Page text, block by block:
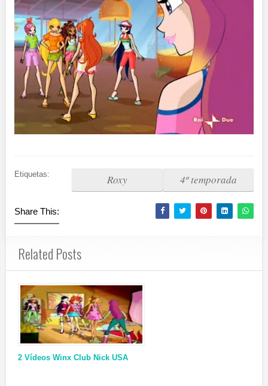
Etiquetas: 4º temporada
Roxy
Share This:
Related Posts
2 Vídeos Winx Club Nick USA